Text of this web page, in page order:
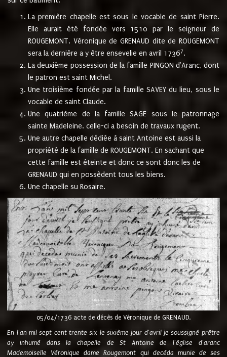
La première chapelle est sous le vocable de saint Pierre.
Elle aurait été fondée vers 1510 par le seigneur de
ROUGEMONT. Véronique de GRENAUD dite de ROUGEMONT
sera la dernière a y être ensevelie en avril 17367.
La deuxième possession de la famille PINGON d'Aranc, dont
le patron est saint Michel.
Une troisième fondée par la famille SAVEY du lieu, sous le
vocable de saint Claude.
Une quatrième de la famille SAGE sous le patronnage
sainte Madeleine. celle-ci a besoin de travaux rugent.
Une autre chapelle dédiée à saint Antoine est aussi la
propriété de la famille de ROUGEMONT. En sachant que
cette famille est éteinte et donc ce sont donc les de
GRENAUD qui en possèdent tous les biens.
Une chapelle su Rosaire.
05/04/1736 acte de décès de Véronique de GRENAUD.
En l'an mil sept cent trente six le sixième jour d'avril je soussigné prêtre
ay inhumé dans la chapelle de St Antoine de l'église d'aranc
Mademoiselle Véronique dame Rougemont qui decéda munie de ses